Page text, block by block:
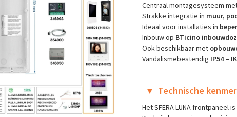
Centraal montagesysteem
Strakke integratie in muur,
Ideaal voor installaties in
Inbouw op BTicino
Ook beschikbaar met
Vandalismebestendig IP54 –
▼ Technische
Het SFERA LUNA frontpaneel